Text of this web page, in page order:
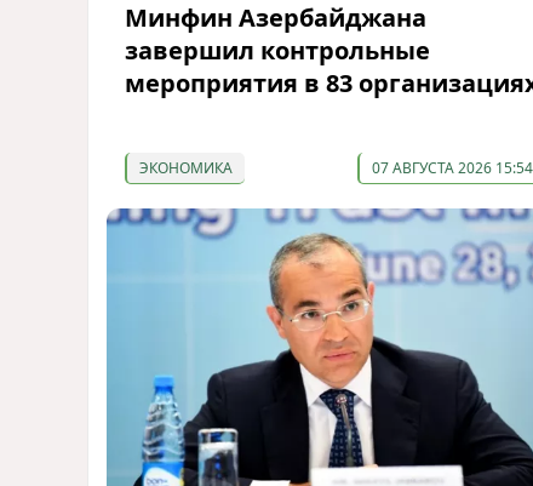
Минфин Азербайджана
завершил контрольные
мероприятия в 83
ЭКОНОМИКА 07 АВГУСТА 2026 15:54